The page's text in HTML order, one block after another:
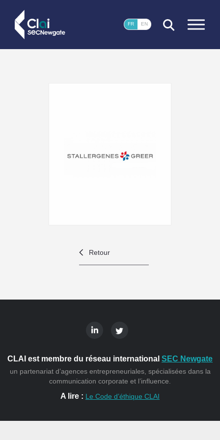
FERMER
FR EN
Retour
CLAI est membre du réseau international SEC Newgate
un partenariat d’agences entrepreneuriales, spécialisées dans la
communication corporate et l’influence.
A lire : Le Code d’éthique CLAI